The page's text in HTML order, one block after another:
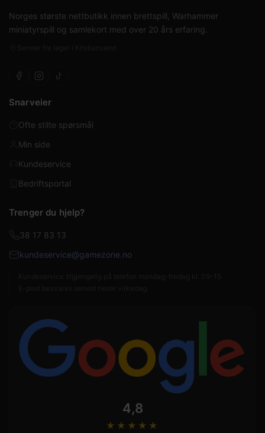
Norges største nettbutikk innen brettspill, Warhammer
miniatyrspill og samlekort med over 20 års erfaring.
Snarveier
Ofte stilte spørsmål
Min side
Kundeservice
Bedriftsportal
Trenger du hjelp?
38 17 83 13
kundeservice@gamezone.no
4,8
★★★★ ★